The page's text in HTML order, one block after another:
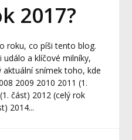
2017?
roku, co píši tento blog.
a klíčové milníky,
snímek toho, kde
2009 2010 2011 (1.
část) 2012 (celý rok
2014...